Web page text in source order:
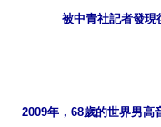
被中青社記者發現
2009年，68歲的世界男高